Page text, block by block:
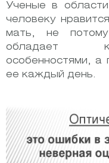
Ученые в
человеку
мать, не
обладает
особенностями, а
ее каждый день.